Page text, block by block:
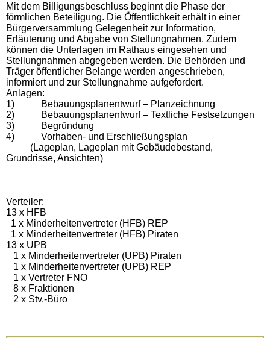
Mit dem Billigungsbeschluss beginnt die Phase der
förmlichen Beteiligung. Die Öffentlichkeit erhält in einer
Bürgerversammlung Gelegenheit zur Information,
Erläuterung und Abgabe von Stellungnahmen. Zudem
können die Unterlagen im Rathaus eingesehen und
Stellungnahmen abgegeben werden. Die Behörden und
Träger öffentlicher Belange werden angeschrieben,
informiert und zur Stellungnahme aufgefordert.
Anlagen:
1)
Bebauungsplanentwurf – Planzeichnung
2)
Bebauungsplanentwurf – Textliche Festsetzungen
3)
Begründung
4)
Vorhaben- und Erschließungsplan
(Lageplan, Lageplan mit Gebäudebestand,
Grundrisse, Ansichten)
Verteiler:
13 x HFB
1 x Minderheitenvertreter (HFB) REP
1 x Minderheitenvertreter (HFB) Piraten
13 x UPB
1 x Minderheitenvertreter (UPB) Piraten
1 x Minderheitenvertreter (UPB) REP
1 x Vertreter FNO
8 x Fraktionen
2 x Stv.-Büro